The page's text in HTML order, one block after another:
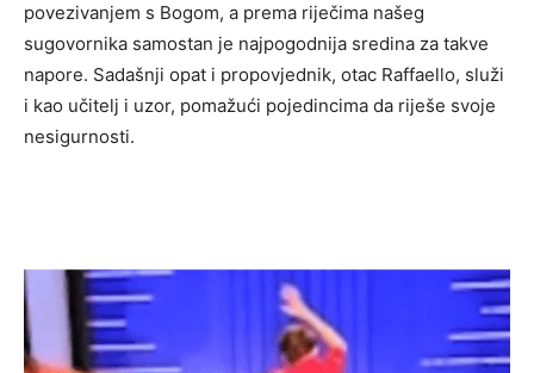
povezivanjem s Bogom, a prema riječima našeg
sugovornika samostan je najpogodnija sredina za takve
napore. Sadašnji opat i propovjednik, otac Raffaello, služi
i kao učitelj i uzor, pomažući pojedincima da riješe svoje
nesigurnosti.